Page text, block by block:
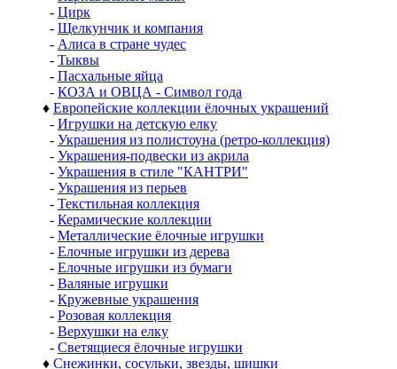
- Цирк
- Щелкунчик и компания
- Алиса в стране чудес
- Тыквы
- Пасхальные яйца
- КОЗА и ОВЦА - Символ года
♦ Европейские коллекции ёлочных украшений
- Игрушки на детскую елку
- Украшения из полистоуна (ретро-коллекция)
- Украшения-подвески из акрила
- Украшения в стиле "КАНТРИ"
- Украшения из перьев
- Текстильная коллекция
- Керамические коллекции
- Металлические ёлочные игрушки
- Елочные игрушки из дерева
- Елочные игрушки из бумаги
- Валяные игрушки
- Кружевные украшения
- Розовая коллекция
- Верхушки на елку
- Светящиеся ёлочные игрушки
♦ Снежинки, сосульки, звезды, шишки